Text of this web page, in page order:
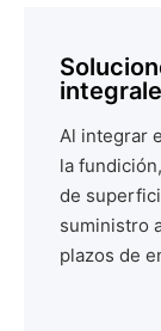
Al integrar
la
de
suministro
plazos de